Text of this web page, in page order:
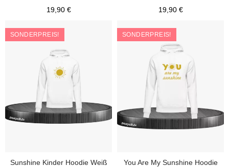
19,90 €
19,90 €
SONDERPREIS!
Sunshine Kinder Hoodie Weiß
SONDERPREIS!
You Are My Sunshine Hoodie